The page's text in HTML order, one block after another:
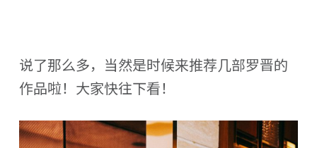
说了那么多，当然是时候来推荐几部罗晋的
作品啦！大家快往下看！